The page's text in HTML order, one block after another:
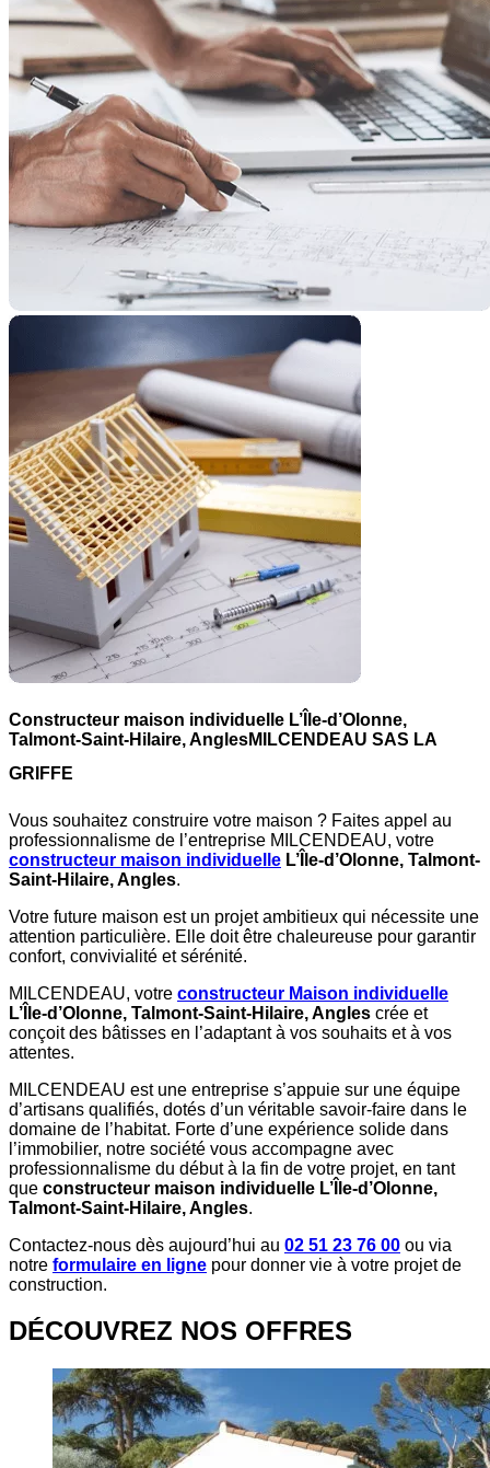
Constructeur maison individuelle L’Île-d’Olonne,
Talmont-Saint-Hilaire, AnglesMILCENDEAU SAS LA
GRIFFE
Vous souhaitez construire votre maison ? Faites appel au
professionnalisme de l’entreprise MILCENDEAU, votre
constructeur maison individuelle L’Île-d’Olonne, Talmont-
Saint-Hilaire, Angles.
Votre future maison est un projet ambitieux qui nécessite une
attention particulière. Elle doit être chaleureuse pour garantir
confort, convivialité et sérénité.
MILCENDEAU, votre constructeur Maison individuelle
L’Île-d’Olonne, Talmont-Saint-Hilaire, Angles crée et
conçoit des bâtisses en l’adaptant à vos souhaits et à vos
attentes.
MILCENDEAU est une entreprise s’appuie sur une équipe
d’artisans qualifiés, dotés d’un véritable savoir-faire dans le
domaine de l’habitat. Forte d’une expérience solide dans
l’immobilier, notre société vous accompagne avec
professionnalisme du début à la fin de votre projet, en tant
que constructeur maison individuelle L’Île-d’Olonne,
Talmont-Saint-Hilaire, Angles.
Contactez-nous dès aujourd’hui au 02 51 23 76 00 ou via
notre formulaire en ligne pour donner vie à votre projet de
construction.
DÉCOUVREZ NOS OFFRES​